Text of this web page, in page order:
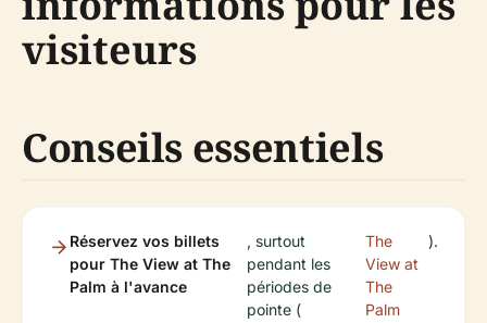
visiteurs
Conseils essentiels
Réservez vos billets
pour The View at The
Palm à l'avance
, surtout
pendant les
périodes de
pointe (
The
View at
The
Palm
).